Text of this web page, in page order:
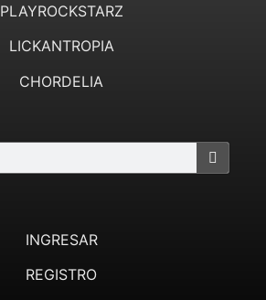
PLAYROCKSTARZ
LICKANTROPIA
CHORDELIA
INGRESAR
REGISTRO